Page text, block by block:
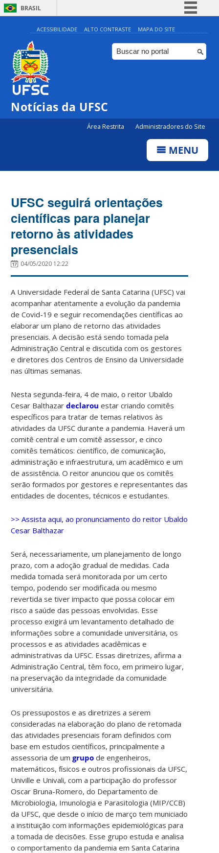
BRASIL
Simplifique!
Comunica BR
Participe
ACESSIBILIDADE ALTO CONTRASTE MAPA DO SITE
Notícias da UFSC
Área Restrita Administradores do Site
MENU
UFSC seguirá orientações
científicas para planejar
retorno às atividades
presenciais
04/05/2020 12:22
A Universidade Federal de Santa Catarina (UFSC) vai
acompanhar atentamente a evolução da pandemia
de Covid-19 e seguir recomendações científicas ao
elaborar um plano de retorno das atividades
presenciais. A decisão está sendo tomada pela
Administração Central e discutida com os gestores
e diretores dos Centros de Ensino da Universidade
nas últimas semanas.
Nesta segunda-feira, 4 de maio, o reitor Ubaldo
Cesar Balthazardeclarou estar criando comitês
específicos para tratar de temas relativos às
atividades da UFSC durante a pandemia. Haverá um
comitê central e um comitê assessor, e cinco
comitês temáticos: científico, de comunicação,
administração e infraestrutura, um acadêmico e um
de assistência. O reitor anunciou que os comitês
serão formados por gestores e representantes das
entidades de docentes, técnicos e estudantes.
>> Assista aqui, ao pronunciamento do reitor Ubaldo
Cesar Balthazar
Será, necessariamente, um planejamento de longo
prazo, com a adoção gradual de medidas. Cada
medida tomada será monitorada por um certo
tempo, podendo ser modificada ou mesmo
revertida se tiver impacto que possa colocar em
risco a saúde das pessoas envolvidas. Esse
processo exigirá um levantamento detalhado de
informações sobre a comunidade universitária, os
processos e as atividades acadêmicas e
administrativas da UFSC. Essas diretrizes, afirma a
Administração Central, têm foco, em primeiro lugar,
na preservação da integridade da comunidade
universitária.
Os pressupostos e as diretrizes a serem
consideradas na elaboração do plano de retomada
das atividades presenciais foram definidos com
base em estudos científicos, principalmente a
assessoria de umgrupo de engenheiros,
matemáticos, físicos e outros profissionais da UFSC,
Univille e Univali, com a participação do professor
Oscar Bruna-Romero, do Departamento de
Microbiologia, Imunologia e Parasitologia (MIP/CCB)
da UFSC, que desde o início de março tem municiado
a instituição com informações epidemiológicas para
a tomada de decisões. Esse grupo estuda e analisa
o comportamento da pandemia em Santa Catarina